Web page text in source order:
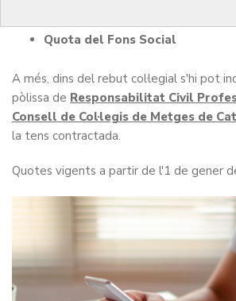
Quota del Fons Social
A més, dins del rebut col·legial s'hi pot
pòlissa de Responsabilitat Civil
Consell de Col·legis de Metges de
la tens contractada.
Quotes vigents a partir de l'1 de gener